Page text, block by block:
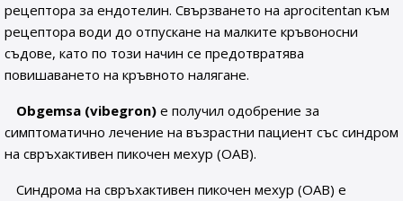
рецептора за ендотелин. Свързването на aprocitentan към
рецептора води до отпускане на малките кръвоносни
съдове, като по този начин се предотвратява
повишаването на кръвното налягане.
Obgemsa (vibegron) е получил одобрение за
симптоматично лечение на възрастни пациент със синдром
на свръхактивен пикочен мехур (OAB).
Синдрома на свръхактивен пикочен мехур (OAB) е